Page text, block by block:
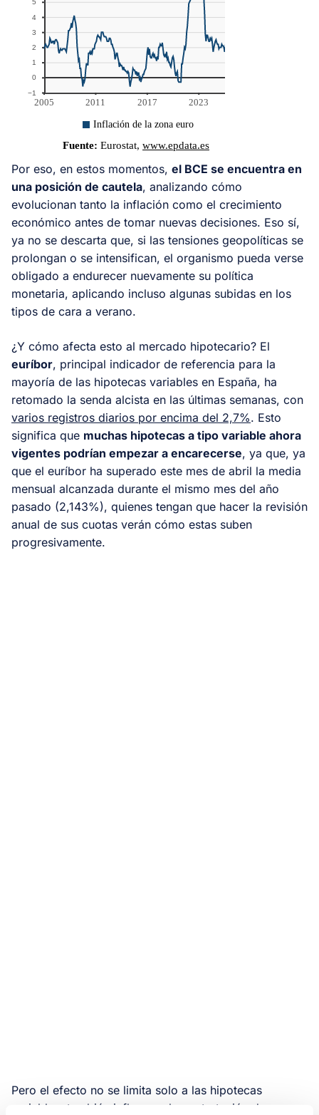
Por eso, en estos momentos, el BCE se encuentra en
una posición de cautela, analizando cómo
evolucionan tanto la inflación como el crecimiento
económico antes de tomar nuevas decisiones. Eso sí,
ya no se descarta que, si las tensiones geopolíticas se
prolongan o se intensifican, el organismo pueda verse
obligado a endurecer nuevamente su política
monetaria, aplicando incluso algunas subidas en los
tipos de cara a verano.
¿Y cómo afecta esto al mercado hipotecario? El
euríbor, principal indicador de referencia para la
mayoría de las hipotecas variables en España, ha
retomado la senda alcista en las últimas semanas, con
varios registros diarios por encima del 2,7%. Esto
significa que muchas hipotecas a tipo variable ahora
vigentes podrían empezar a encarecerse, ya que, ya
que el euríbor ha superado este mes de abril la media
mensual alcanzada durante el mismo mes del año
pasado (2,143%), quienes tengan que hacer la revisión
anual de sus cuotas verán cómo estas suben
progresivamente.
Pero el efecto no se limita solo a las hipotecas
variables: también influye en la contratación de nuevos